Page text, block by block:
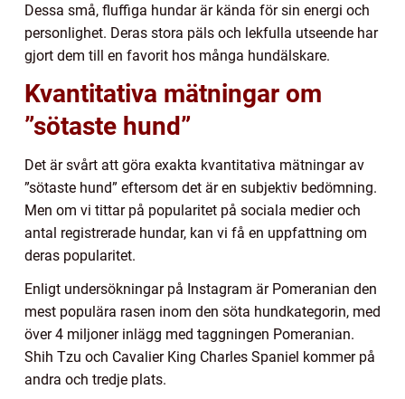
Dessa små, fluffiga hundar är kända för sin energi och
personlighet. Deras stora päls och lekfulla utseende har
gjort dem till en favorit hos många hundälskare.
Kvantitativa mätningar om
”sötaste hund”
Det är svårt att göra exakta kvantitativa mätningar av
”sötaste hund” eftersom det är en subjektiv bedömning.
Men om vi tittar på popularitet på sociala medier och
antal registrerade hundar, kan vi få en uppfattning om
deras popularitet.
Enligt undersökningar på Instagram är Pomeranian den
mest populära rasen inom den söta hundkategorin, med
över 4 miljoner inlägg med taggningen Pomeranian.
Shih Tzu och Cavalier King Charles Spaniel kommer på
andra och tredje plats.